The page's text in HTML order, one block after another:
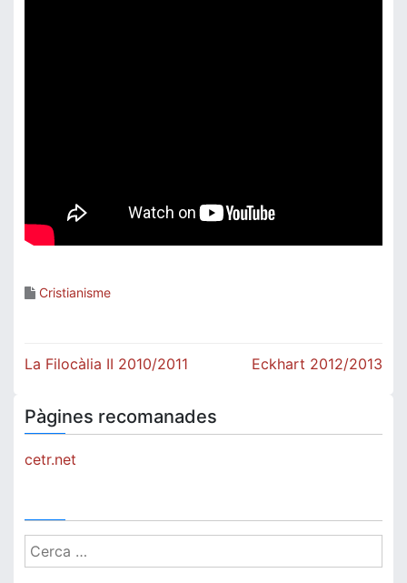
Cristianisme
Navegació
La Filocàlia II 2010/2011 Eckhart 2012/2013
Pàgines recomanades
cetr.net
Cerca: